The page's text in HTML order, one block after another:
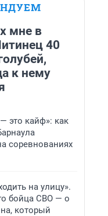
мне в
40
к нему
это кайф»: как
соревнованиях
на улицу».
бойца СВО — о
который